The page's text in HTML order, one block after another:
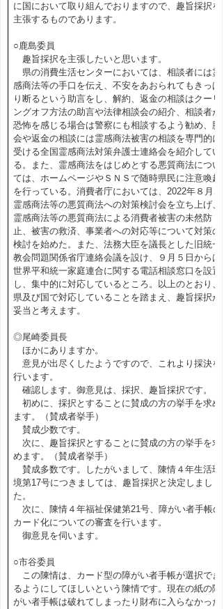
に国において取り組んでおりますので、趣旨採択を
主張するものであります。
○鹿島委員
趣旨採択を主張したいと思います。
県の消費生活センターにおいては、相談者には霊
感商法等の手口を伝え、不安をあおられてもきっぱ
り断るという助言をし、解約、返金の相談はクーリ
ングオフ方法の助言や法律相談会の紹介、相談者が
恐怖を感じる場合は警察にも相談するよう勧め、脱
会や返金の相談には霊感商法被害の相談を専門的に
受ける全国霊感商法対策弁護士連絡会を紹介してい
る。また、霊感商法をはじめとする悪質商法につい
ては、ホームページやＳＮＳで随時県民に注意喚起
を行っている。消費者庁においては、2022年８月、
霊感商法等の悪質商法への対策検討会を立ち上げ、
霊感商法等の悪質商法による消費者被害の未然防
止、被害の救済、事業者への対応等について対策の
検討を始めた。また、法務大臣を議長とした旧統一
教会問題関係省庁連絡会議を設け、９月５日からは
世界平和統一家庭連合に関する電話相談窓口を設置
し、集中的に対応しているところ。以上のとおり、
県及び国で対応していることを踏まえ、趣旨採択が
妥当と考えます。
◎尾崎委員長
ほかにありますか。
意見が出尽くしたようですので、これより採決を
行います。
確認します。御意見は、採択、趣旨採択です。
初めに、採択とすることに賛成の方の挙手を求め
ます。（賛成者挙手）
賛成少数です。
次に、趣旨採択とすることに賛成の方の挙手を求
めます。（賛成者挙手）
賛成多数です。したがいまして、陳情４年生活環
境第17号につきましては、趣旨採択と決定しまし
た。
次に、陳情４年福祉保健第21号、障がい者手帳の
カード化についての審査を行います。
御意見を伺います。
○市谷委員
この陳情は、カード型の障がい者手帳が選択でき
るようにしてほしいという陳情です。現在の紙の障
がい者手帳は破れてしまったり財布に入らなかった